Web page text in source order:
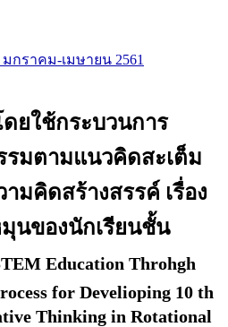
มกราคม-เมษายน 2561
ดยใช้กระบวนการ
รมตามแนวคิดสะเต็ม
มคิดสร้างสรรค์ เรื่อง
นของนักเรียนชั้น
Education Throhgh
for Develioping 10 th
Thinking in Rotational